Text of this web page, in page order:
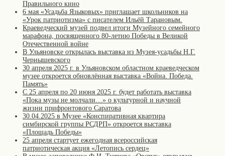
Правильного кино
6 мая «Усадьба Языковых» приглашает школьников на
«Урок патриотизма» с писателем Ильёй Тарановым.
Краеведческий музей подвел итоги Музейного семейного
марафона, посвященного 80-летию Победы в Великой
Отечественной войне
В Ульяновске открылась выставка из Музея-усадьбы Н.Г.
Чернышевского
30 апреля 2025 г. в Ульяновском областном краеведческом
музее откроется обновлённая выставка «Война. Победа.
Память»
С 25 апреля по 20 июня 2025 г. будет работать выставка
«Пока музы не молчали…» о культурной и научной
жизни прифронтового Саратова
30.04.2025 в Музее «Конспиративная квартира
симбирской группы РСДРП» откроется выставка
«Площадь Победы»
25 апреля стартует ежегодная всероссийская
патриотическая акция «Летопись сердец»